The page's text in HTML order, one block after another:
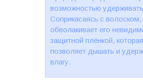
возможностью удерживать
Соприкасаясь с волоском,
обволакивает его
защитной плёнкой, которая
позволяет дышать и
влагу.